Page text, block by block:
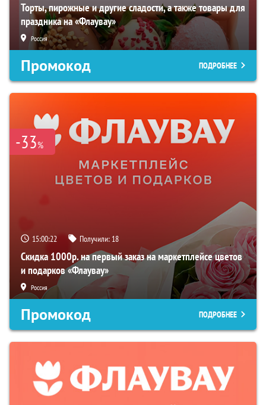
Торты, пирожные и другие сладости, а также товары для
праздника на «Флаувау»
Россия
Промокод ПОДРОБНЕЕ
-33%
15:00:21 Получили: 18
Скидка 1000р. на первый заказ на маркетплейсе цветов
и подарков «Флаувау»
Россия
Промокод ПОДРОБНЕЕ